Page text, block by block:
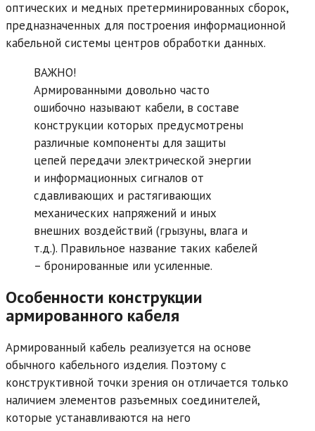
оптических и медных претерминированных сборок,
предназначенных для построения информационной
кабельной системы центров обработки данных.
ВАЖНО!
Армированными довольно часто
ошибочно называют кабели, в составе
конструкции которых предусмотрены
различные компоненты для защиты
цепей передачи электрической энергии
и информационных сигналов от
сдавливающих и растягивающих
механических напряжений и иных
внешних воздействий (грызуны, влага и
т.д.). Правильное название таких кабелей
– бронированные или усиленные.
Особенности конструкции
армированного кабеля
Армированный кабель реализуется на основе
обычного кабельного изделия. Поэтому с
конструктивной точки зрения он отличается только
наличием элементов разъемных соединителей,
которые устанавливаются на него